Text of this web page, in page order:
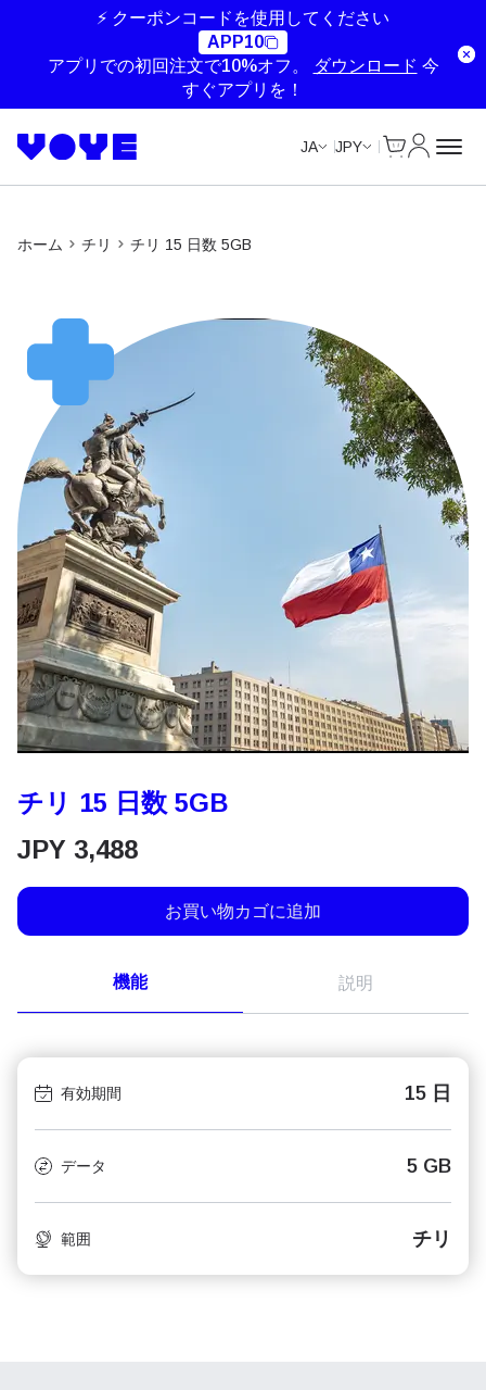
⚡ クーポンコードを使用してください
APP10
アプリでの初回注文で10%オフ。
ダウンロード 今
すぐアプリを！
JA JPY
ホーム チリ チリ 15 日数 5GB
チリ 15 日数 5GB
JPY 3,488
お買い物カゴに追加
機能 説明
有効期間 15 日
データ 5 GB
範囲 チリ
Unlimited Data
Unlimited Data
Unlimited Data
Unlimited Data